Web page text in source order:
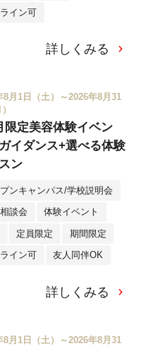
イン可
詳しくみる
8月1日（土）～2026年8月31
限定美容体験イベン
ガイダンス+選べる体験
ン
ンキャンパス/学校説明会
談会 体験イベント
定員限定 期間限定
イン可 友人同伴OK
詳しくみる
8月1日（土）～2026年8月31